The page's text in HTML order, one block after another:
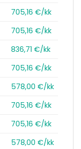
705,16 €/kk
705,16 €/kk
836,71 €/kk
705,16 €/kk
578,00 €/kk
705,16 €/kk
705,16 €/kk
578,00 €/kk